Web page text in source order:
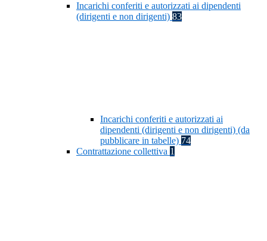
Incarichi conferiti e autorizzati ai dipendenti
(dirigenti e non dirigenti) 83
Incarichi conferiti e autorizzati ai
dipendenti (dirigenti e non dirigenti) (da
pubblicare in tabelle) 74
Contrattazione collettiva 1